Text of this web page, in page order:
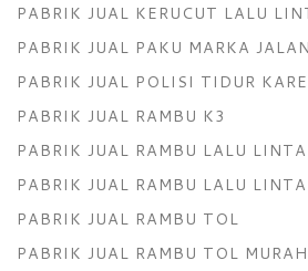
PABRIK JUAL KERUCUT LALU
PABRIK JUAL PAKU MARKA JALAN
PABRIK JUAL POLISI TIDUR
PABRIK JUAL RAMBU K3
PABRIK JUAL RAMBU LALU
PABRIK JUAL RAMBU LALU
PABRIK JUAL RAMBU TOL
PABRIK JUAL RAMBU TOL MURAH